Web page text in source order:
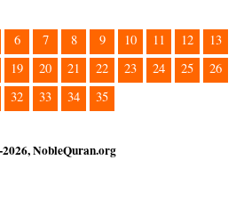
6 7 8 9 10 11 12
13
19 20 21 22 23 24 25
26
32 33 34 35
2026, NobleQuran.org